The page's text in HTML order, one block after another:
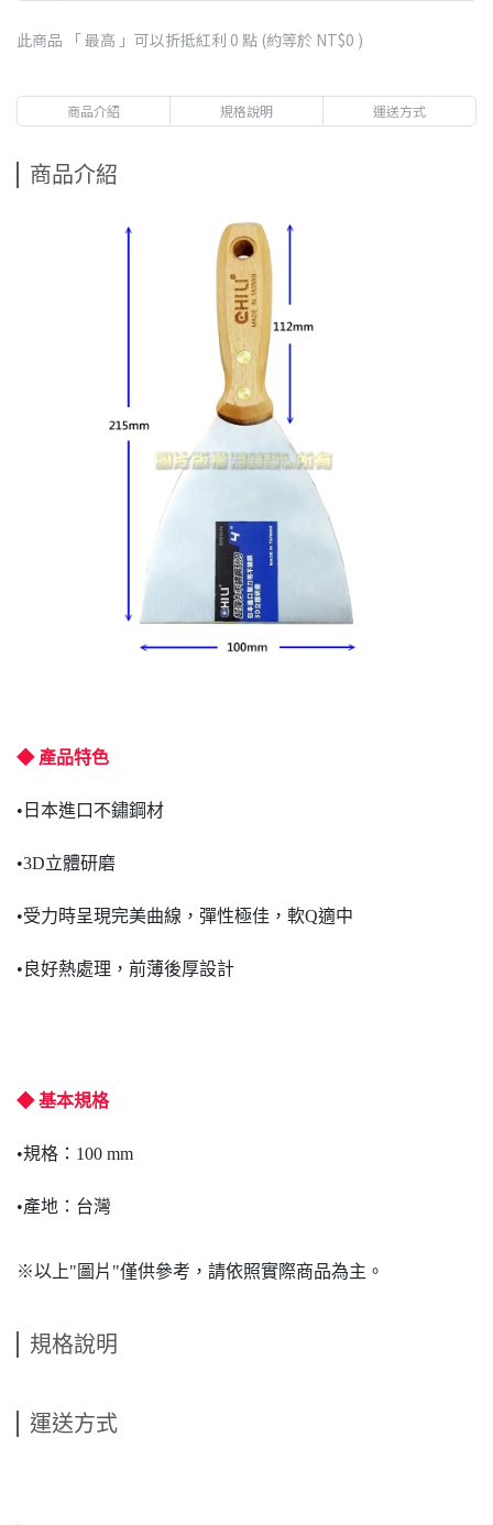
此商品 「 最高 」可以折抵紅利 0 點 (約等於 NT$0 )
商品介紹 規格說明 運送方式
商品介紹
◆ 產品特色
•日本進口不鏽鋼材
•3D立體研磨
•受力時呈現完美曲線，彈性極佳，軟Q適中
•良好熱處理，前薄後厚設計
◆ 基本規格
•規格：100 mm
•產地：台灣
※以上"圖片"僅供參考，請依照實際商品為主。
規格說明
運送方式